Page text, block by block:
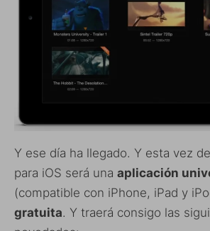
Y ese día ha llegado. Y esta vez
para iOS será una aplicación
(compatible con iPhone, iPad y
gratuita. Y traerá consigo las